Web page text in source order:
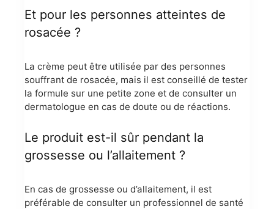
Et pour les personnes atteintes de
rosacée ?
La crème peut être utilisée par des personnes
souffrant de rosacée, mais il est conseillé de tester
la formule sur une petite zone et de consulter un
dermatologue en cas de doute ou de réactions.
Le produit est-il sûr pendant la
grossesse ou l’allaitement ?
En cas de grossesse ou d’allaitement, il est
préférable de consulter un professionnel de santé